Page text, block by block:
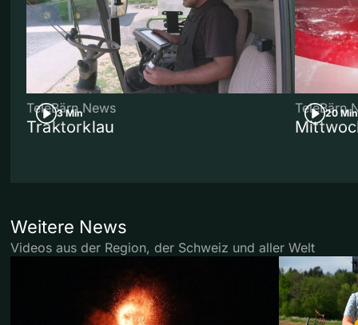
3 Min
TeleBärn News
Traktorklau
20 Min
TeleBärn
Weitere News
Videos aus der Region, der Schweiz und aller Welt